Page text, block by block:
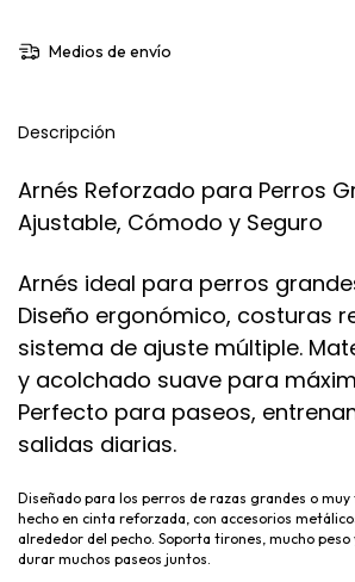
Medios de envío
Descripción
Arnés Reforzado para Perros
Ajustable, Cómodo y Seguro
Arnés ideal para perros
Diseño ergonómico, costuras
sistema de ajuste múltiple.
y acolchado suave para
Perfecto para paseos,
salidas diarias.
Diseñado para los perros de razas grandes o
hecho en cinta reforzada, con accesorios
alrededor del pecho. Soporta tirones, mucho
durar muchos paseos juntos.